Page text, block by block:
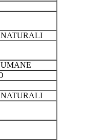
NATURALI
NATURALI